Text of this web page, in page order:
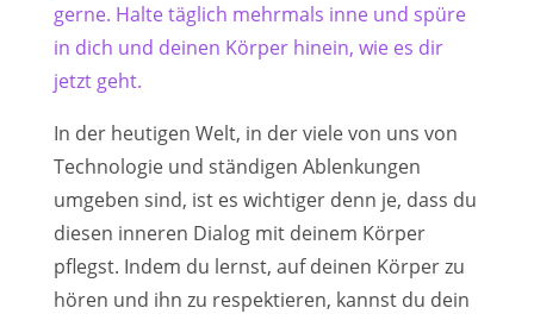
gerne. Halte täglich mehrmals inne und spüre
in dich und deinen Körper hinein, wie es dir
jetzt geht.
In der heutigen Welt, in der viele von uns von
Technologie und ständigen Ablenkungen
umgeben sind, ist es wichtiger denn je, dass du
diesen inneren Dialog mit deinem Körper
pflegst. Indem du lernst, auf deinen Körper zu
hören und ihn zu respektieren, kannst du dein